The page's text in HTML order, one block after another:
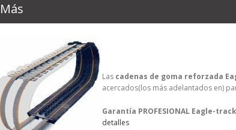
Más
Las cadenas de goma reforzada
acercados(los más adelantados en)
Garantía PROFESIONAL Eagle-
detalles